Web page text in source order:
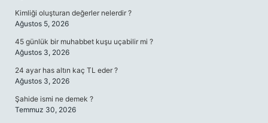
Kimliği oluşturan değerler nelerdir ?
Ağustos 5, 2026
45 günlük bir muhabbet kuşu uçabilir mi ?
Ağustos 3, 2026
24 ayar has altın kaç TL eder ?
Ağustos 3, 2026
Şahide ismi ne demek ?
Temmuz 30, 2026